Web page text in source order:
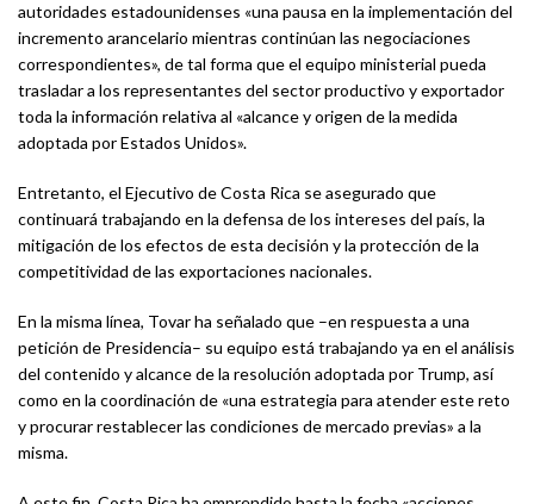
autoridades estadounidenses «una pausa en la implementación del
incremento arancelario mientras continúan las negociaciones
correspondientes», de tal forma que el equipo ministerial pueda
trasladar a los representantes del sector productivo y exportador
toda la información relativa al «alcance y origen de la medida
adoptada por Estados Unidos».
Entretanto, el Ejecutivo de Costa Rica se asegurado que
continuará trabajando en la defensa de los intereses del país, la
mitigación de los efectos de esta decisión y la protección de la
competitividad de las exportaciones nacionales.
En la misma línea, Tovar ha señalado que –en respuesta a una
petición de Presidencia– su equipo está trabajando ya en el análisis
del contenido y alcance de la resolución adoptada por Trump, así
como en la coordinación de «una estrategia para atender este reto
y procurar restablecer las condiciones de mercado previas» a la
misma.